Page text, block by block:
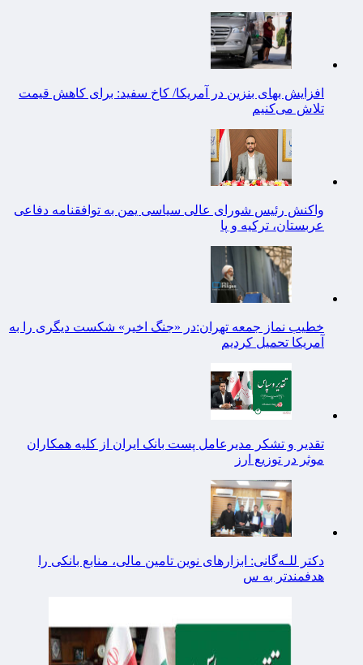
افزایش بهای بنزین در آمریکا/ کاخ سفید: برای کاهش قیمت
تلاش می‌کنیم
واکنش رئیس شورای عالی سیاسی یمن به توافقنامه دفاعی
عربستان، ترکیه و پا
خطیب نماز جمعه تهران:در «جنگ اخیر» شکست دیگری را به
آمریکا تحمیل کردیم
تقدیر و تشکر مدیرعامل پست بانک ایران از کلیه همکاران
موثر در توزیع ارز
دکتر للـه‌گانی: ابزارهای نوین تامین مالی، منابع بانکی را
هدفمندتر به س